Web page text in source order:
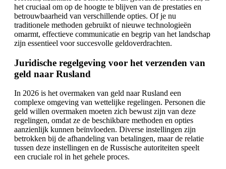
het cruciaal om op de hoogte te blijven van de prestaties en
betrouwbaarheid van verschillende opties. Of je nu
traditionele methoden gebruikt of nieuwe technologieën
omarmt, effectieve communicatie en begrip van het landschap
zijn essentieel voor succesvolle geldoverdrachten.
Juridische regelgeving voor het verzenden van
geld naar Rusland
In 2026 is het overmaken van geld naar Rusland een
complexe omgeving van wettelijke regelingen. Personen die
geld willen overmaken moeten zich bewust zijn van deze
regelingen, omdat ze de beschikbare methoden en opties
aanzienlijk kunnen beïnvloeden. Diverse instellingen zijn
betrokken bij de afhandeling van betalingen, maar de relatie
tussen deze instellingen en de Russische autoriteiten speelt
een cruciale rol in het gehele proces.